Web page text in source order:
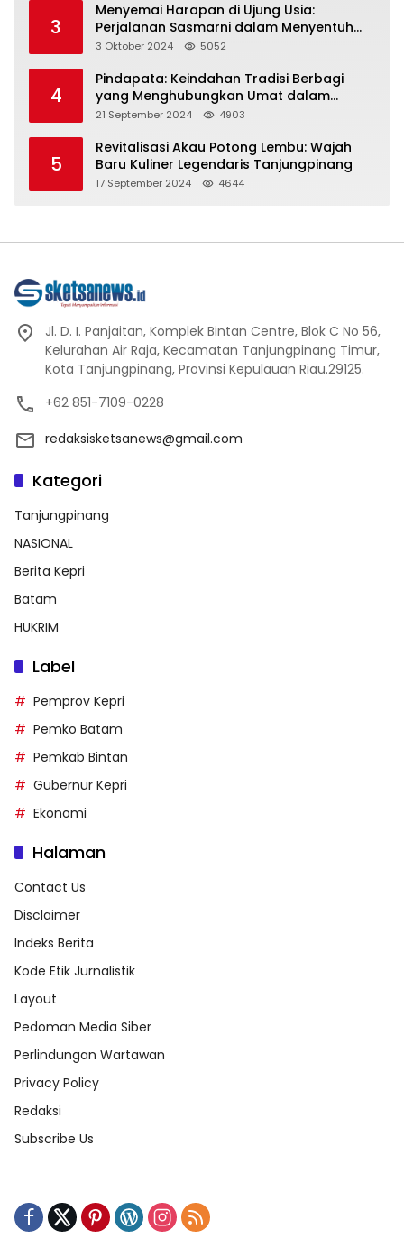
3
Menyemai Harapan di Ujung Usia:
Perjalanan Sasmarni dalam Menyentuh
Hati dan Jiwa
3 Oktober 2024 5052
4
Pindapata: Keindahan Tradisi Berbagi
yang Menghubungkan Umat dalam
Spiritualitas dan Kebersamaan dalam
21 September 2024 4903
5
Revitalisasi Akau Potong Lembu: Wajah
Baru Kuliner Legendaris Tanjungpinang
17 September 2024 4644
Jl. D. I. Panjaitan, Komplek Bintan Centre, Blok C No 56,
Kelurahan Air Raja, Kecamatan Tanjungpinang Timur,
Kota Tanjungpinang, Provinsi Kepulauan Riau.29125.
+62 851-7109-0228
redaksisketsanews@gmail.com
Kategori
Tanjungpinang
NASIONAL
Berita Kepri
Batam
HUKRIM
Label
Pemprov Kepri
Pemko Batam
Pemkab Bintan
Gubernur Kepri
Ekonomi
Halaman
Contact Us
Disclaimer
Indeks Berita
Kode Etik Jurnalistik
Layout
Pedoman Media Siber
Perlindungan Wartawan
Privacy Policy
Redaksi
Subscribe Us